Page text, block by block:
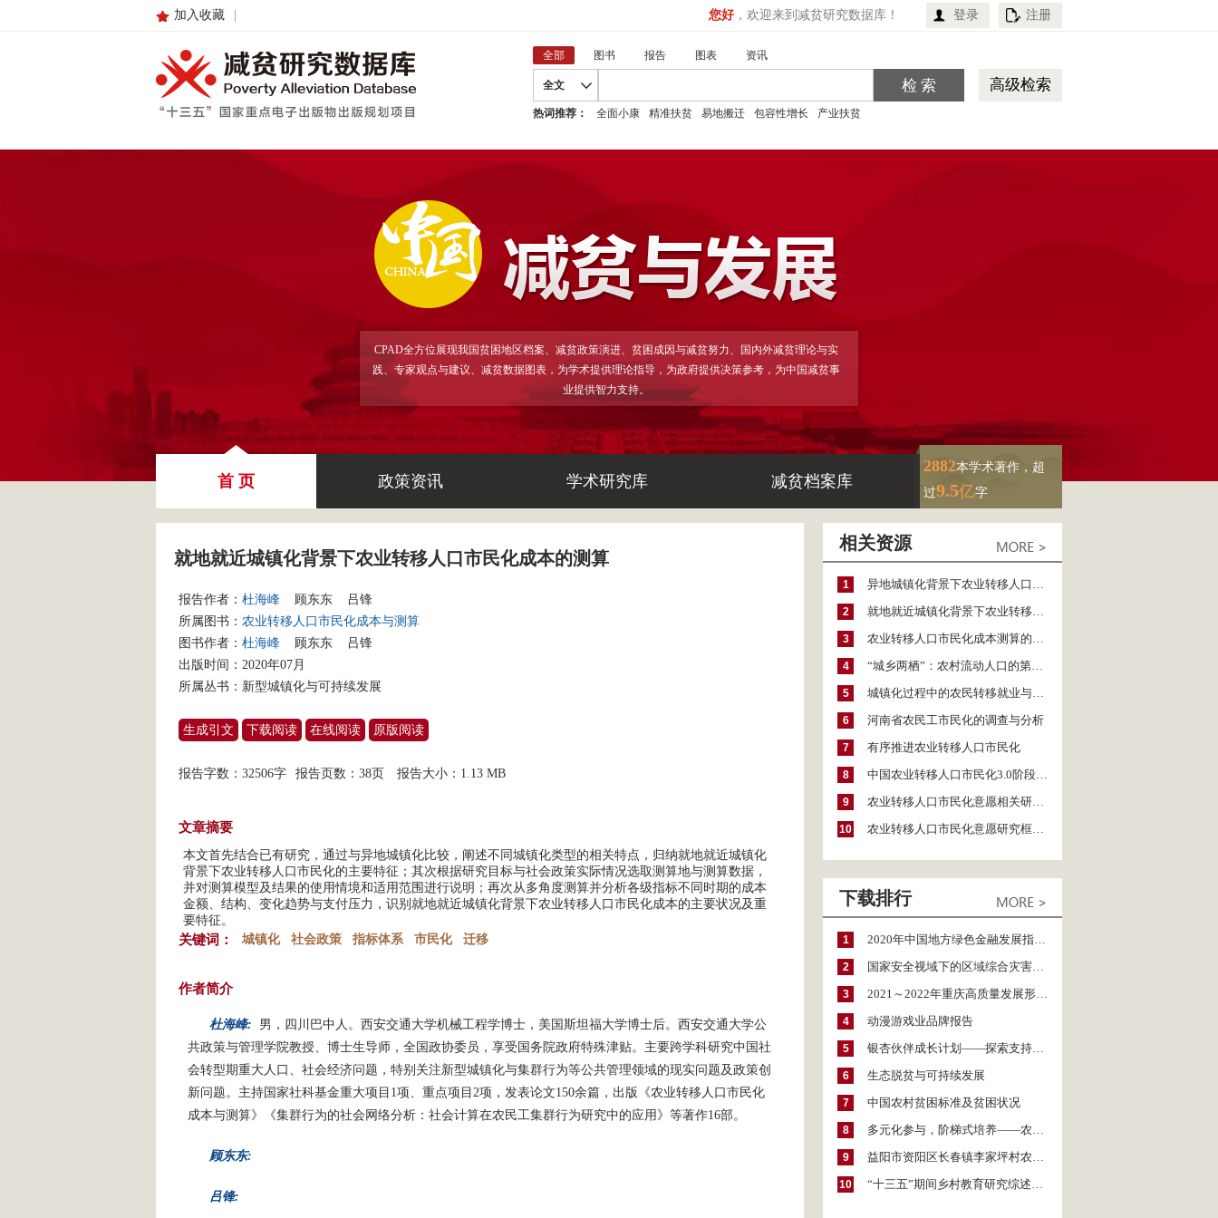
加入收藏 登录 注册
您好 ，欢迎来到减贫研究数据库！
全部 图书 报告 图表 资讯
全文 高级检索
热词推荐： 全面小康 精准扶贫 易地搬迁 包容性增长 产业扶贫
CPAD全方位展现我国贫困地区档案、减贫政策演进、贫困成因与减贫努力、国内外减贫理论与实
践、专家观点与建议、减贫数据图表，为学术提供理论指导，为政府提供决策参考，为中国减贫事
业提供智力支持。
首 页 政策资讯 学术研究库 减贫档案库
2882本学术著作，超
过9.5亿字
就地就近城镇化背景下农业转移人口市民化成本的测算
报告作者： 杜海峰 顾东东
吕锋
所属图书： 农业转移人口市民化成本与测算
图书作者： 杜海峰 顾东东
吕锋
出版时间：2020年07月
所属丛书： 新型城镇化与可持续发展
生成引文 下载阅读 在线阅读 原版阅读
报告字数：32506字 报告页数：38页 报告大小： 1.13 MB
文章摘要
本文首先结合已有研究，通过与异地城镇化比较，阐述不同城镇化类型的相关特点，归纳就地就近城镇化
背景下农业转移人口市民化的主要特征；其次根据研究目标与社会政策实际情况选取测算地与测算数据，
并对测算模型及结果的使用情境和适用范围进行说明；再次从多角度测算并分析各级指标不同时期的成本
金额、结构、变化趋势与支付压力，识别就地就近城镇化背景下农业转移人口市民化成本的主要状况及重
要特征。
关键词： 城镇化 社会政策 指标体系 市民化 迁移
作者简介
杜海峰:
男，四川巴中人。西安交通大学机械工程学博士，美国斯坦福大学博士后。西安交通大学公
共政策与管理学院教授、博士生导师，全国政协委员，享受国务院政府特殊津贴。主要跨学科研究中国社
会转型期重大人口、社会经济问题，特别关注新型城镇化与集群行为等公共管理领域的现实问题及政策创
新问题。主持国家社科基金重大项目1项、重点项目2项，发表论文150余篇，出版《农业转移人口市民化
成本与测算》《集群行为的社会网络分析：社会计算在农民工集群行为研究中的应用》等著作16部。
顾东东:
吕锋:
相关资源
1 异地城镇化背景下农业转移人口市民化成本的测算
2 就地就近城镇化背景下农业转移人口市民化成本的预测
3 农业转移人口市民化成本测算的结论与展望
4 “城乡两栖”：农村流动人口的第三条城镇化之路
5 城镇化过程中的农民转移就业与市民化问题
6 河南省农民工市民化的调查与分析
7 有序推进农业转移人口市民化
8 中国农业转移人口市民化3.0阶段与“后1亿人时期”的城镇化（2019）
9 农业转移人口市民化意愿相关研究及述评
10 农业转移人口市民化意愿研究框架与研究策略
下载排行
1 2020年中国地方绿色金融发展指数报告
2 国家安全视域下的区域综合灾害风险防范与风险融资战略思考
3 2021～2022年重庆高质量发展形势分析与预测
4 动漫游戏业品牌报告
5 银杏伙伴成长计划——探索支持公益人才的路径
6 生态脱贫与可持续发展
7 中国农村贫困标准及贫困状况
8 多元化参与，阶梯式培养——农家女机构农村妇女参政项目介绍
9 益阳市资阳区长春镇李家坪村农民增收调研报告
10 “十三五”期间乡村教育研究综述（2015～2020）